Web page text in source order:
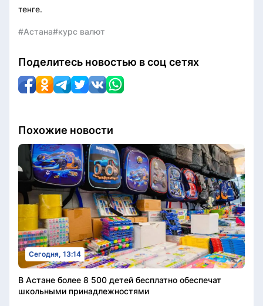
тенге.
#Астана#курс валют
Поделитесь новостью в соц сетях
Похожие новости
Сегодня, 13:14
В Астане более 8 500 детей бесплатно обеспечат
школьными принадлежностями